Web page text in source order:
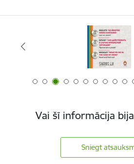
Vai šī informācija
Sniegt